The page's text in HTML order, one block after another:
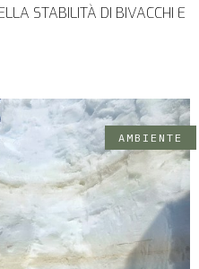
STABILITÀ DI BIVACCHI E
AMBIENTE